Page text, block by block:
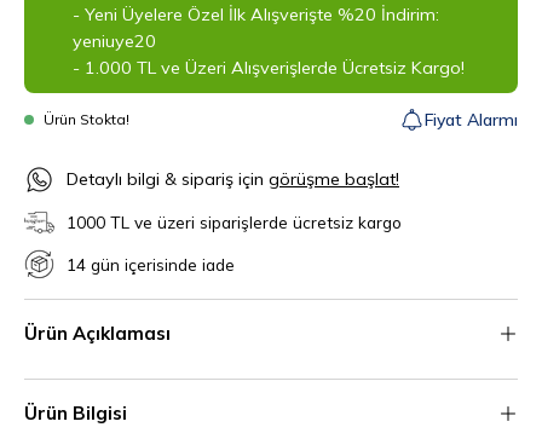
- Yeni Üyelere Özel İlk Alışverişte %20 İndirim:
yeniuye20
- 1.000 TL ve Üzeri Alışverişlerde Ücretsiz Kargo!
Ürün Stokta! Fiyat Alarmı
‎Detaylı bilgi & sipariş için görüşme başlat!
1000 TL ve üzeri siparişlerde ücretsiz kargo
14 gün içerisinde iade
Ürün Açıklaması
Ürün Bilgisi